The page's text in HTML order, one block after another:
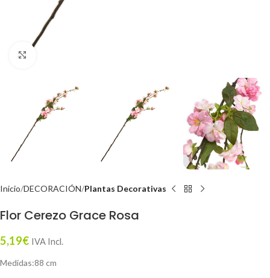
Inicio DECORACIÓN Plantas Decorativas
Flor Cerezo Grace Rosa
5,19€ IVA Incl.
Medidas:88 cm